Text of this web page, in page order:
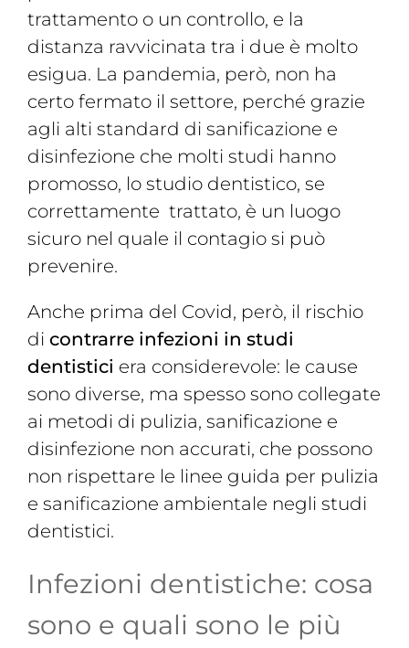
trattamento o un controllo, e la
distanza ravvicinata tra i due è molto
esigua. La pandemia, però, non ha
certo fermato il settore, perché grazie
agli alti standard di sanificazione e
disinfezione che molti studi hanno
promosso, lo studio dentistico, se
correttamente trattato, è un luogo
sicuro nel quale il contagio si può
prevenire.
Anche prima del Covid, però, il rischio
di contrarre infezioni in studi
dentistici era considerevole: le cause
sono diverse, ma spesso sono collegate
ai metodi di pulizia, sanificazione e
disinfezione non accurati, che possono
non rispettare le linee guida per pulizia
e sanificazione ambientale negli studi
dentistici.
Infezioni dentistiche: cosa
sono e quali sono le più